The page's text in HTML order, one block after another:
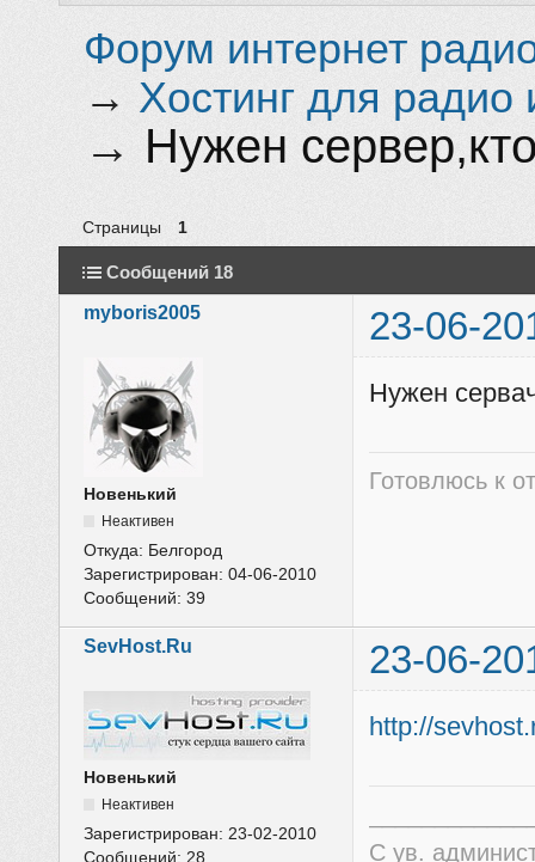
Форум интернет
→ Хостинг для радио
→ Нужен
Страницы 1
Сообщений 18
myboris2005
23-06-
Новенький
Неактивен
Откуда: Белгород
Зарегистрирован:04-06-2010
Сообщений:39
Нужен
Готовлюсь к
SevHost.Ru 23-06-
Новенький
Неактивен
Зарегистрирован:23-02-2010
Сообщений:28
http://
C ув.